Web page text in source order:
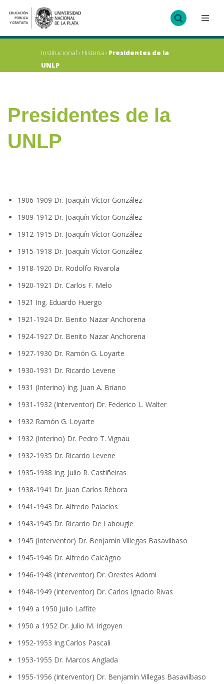
Ir
al
Institucional › Historia › Presidentes de la
UNLP
Presidentes de la
UNLP
1906-1909 Dr. Joaquín Víctor González
1909-1912 Dr. Joaquín Víctor González
1912-1915 Dr. Joaquín Víctor González
1915-1918 Dr. Joaquín Víctor González
1918-1920 Dr. Rodolfo Rivarola
1920-1921 Dr. Carlos F. Melo
1921 Ing. Eduardo Huergo
1921-1924 Dr. Benito Nazar Anchorena
1924-1927 Dr. Benito Nazar Anchorena
1927-1930 Dr. Ramón G. Loyarte
1930-1931 Dr. Ricardo Levene
1931 (Interino) Ing. Juan A. Briano
1931-1932 (Interventor) Dr. Federico L. Walter
1932 Ramón G. Loyarte
1932 (Interino) Dr. Pedro T. Vignau
1932-1935 Dr. Ricardo Levene
1935-1938 Ing. Julio R. Castiñeiras
1938-1941 Dr. Juan Carlos Rébora
1941-1943 Dr. Alfredo Palacios
1943-1945 Dr. Ricardo De Labougle
1945 (Interventor) Dr. Benjamín Villegas Basavilbaso
1945-1946 Dr. Alfredo Calcágno
1946-1948 (Interventor) Dr. Orestes Adorni
1948-1949 (Interventor) Dr. Carlos Ignacio Rivas
1949 a 1950 Julio Laffite
1950 a 1952 Dr. Julio M. Irigoyen
1952-1953 Ing.Carlos Pascali
1953-1955 Dr. Marcos Anglada
1955-1956 (Interventor) Dr. Benjamín Villegas Basavilbaso